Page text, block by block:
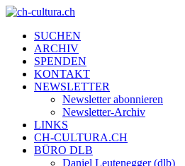
SUCHEN
ARCHIV
SPENDEN
KONTAKT
NEWSLETTER
Newsletter abonnieren
Newsletter-Archiv
LINKS
CH-CULTURA.CH
BÜRO DLB
Daniel Leutenegger (dlb)